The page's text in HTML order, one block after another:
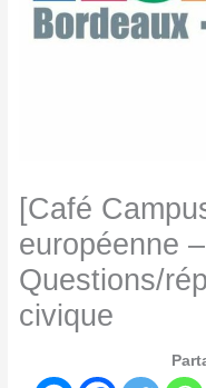
[Café
européenne
Questions/
civique